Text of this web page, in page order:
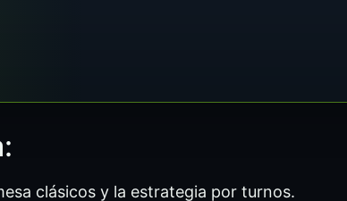
clásicos y la estrategia por turnos.